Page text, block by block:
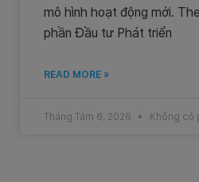
mô hình hoạt động mới.
phần Đầu tư Phát triển
READ MORE »
Tháng Tám 6, 2026 Không có